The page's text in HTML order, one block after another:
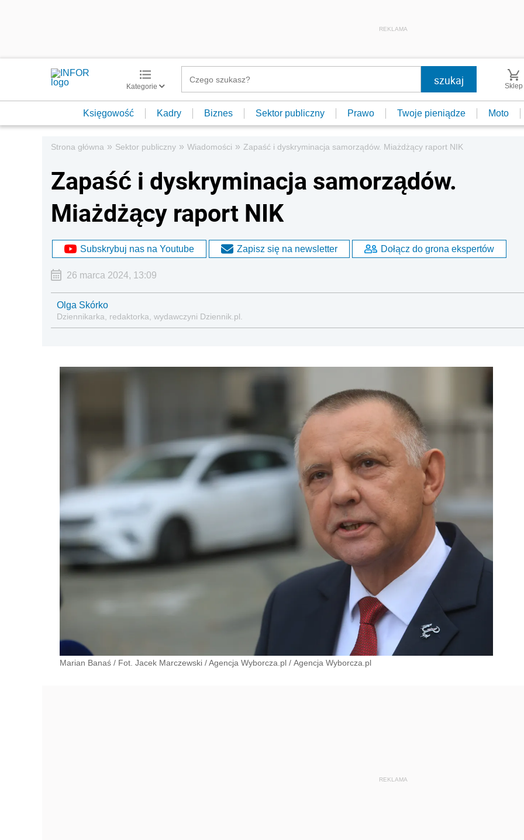
REKLAMA
Kategorie Sklep
Księgowość Kadry Biznes Sektor publiczny Prawo Twoje pieniądze Moto
Strona główna » Sektor publiczny » Wiadomości » Zapaść i dyskryminacja samorządów. Miażdżący raport NIK
Zapaść i dyskryminacja samorządów.
Miażdżący raport NIK
Subskrybuj nas na Youtube Zapisz się na newsletter Dołącz do grona ekspertów
26 marca 2024, 13:09
Olga Skórko
Dziennikarka, redaktorka, wydawczyni Dziennik.pl.
Marian Banaś / Fot. Jacek Marczewski / Agencja Wyborcza.pl / Agencja Wyborcza.pl